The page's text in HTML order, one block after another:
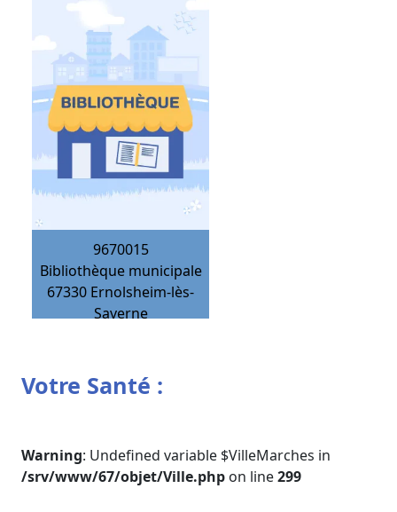
9670015
Bibliothèque municipale
67330 Ernolsheim-lès-
Saverne
Votre Santé :
Warning: Undefined variable $VilleMarches in
/srv/www/67/objet/Ville.php on line299